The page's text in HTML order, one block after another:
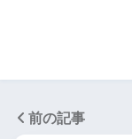
前の記事